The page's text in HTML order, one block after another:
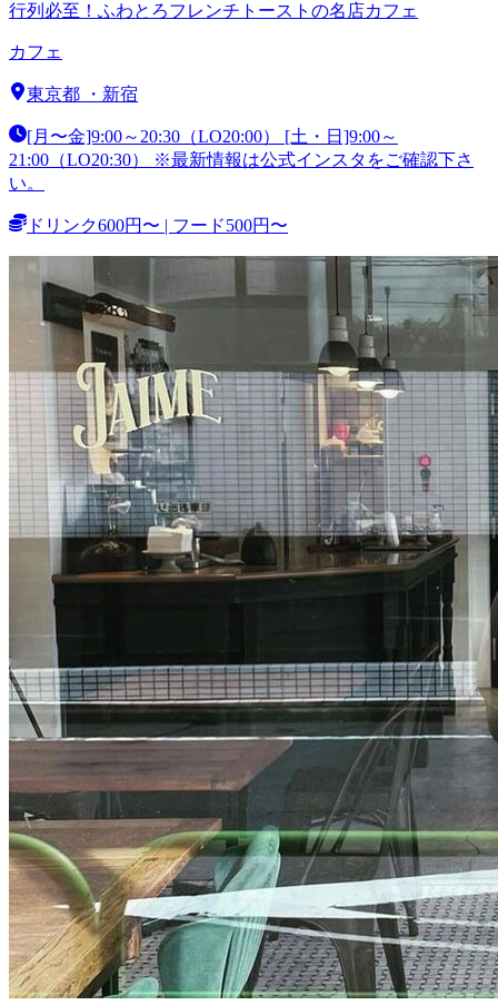
行列必至！ふわとろフレンチトーストの名店カフェ
カフェ
東京都 ・ 新宿
[月〜金]9:00～20:30（LO20:00） [土・日]9:00～
21:00（LO20:30） ※最新情報は公式インスタをご確認下さ
い。
ドリンク600円〜 | フード500円〜